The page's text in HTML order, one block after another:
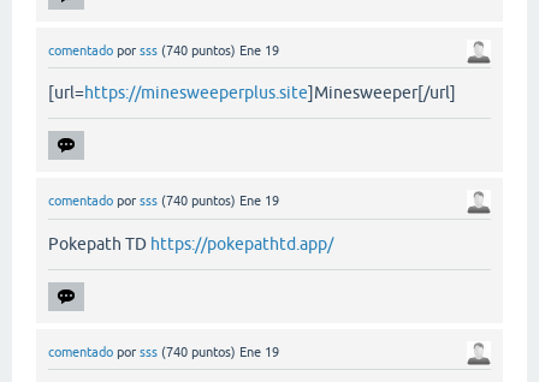
comentado por sss (740 puntos) Ene 19
[url=https://minesweeperplus.site]Minesweeper[/url]
comentado por sss (740 puntos) Ene 19
Pokepath TD https://pokepathtd.app/
comentado por sss (740 puntos) Ene 19